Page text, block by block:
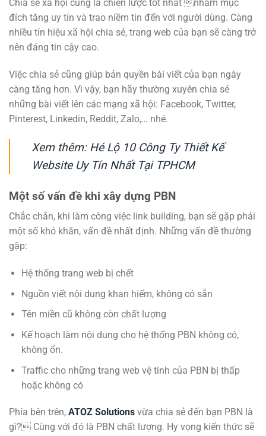
Chia sẻ xã hội cũng là chiến lược tốt nhất nhằm mục
đích tăng uy tín và trao niềm tin đến với người dùng. Càng
nhiều tín hiệu xã hội chia sẻ, trang web của bạn sẽ càng trở
nên đáng tin cậy cao.
Việc chia sẻ cũng giúp bản quyền bài viết của bạn ngày
càng tăng hơn. Vì vậy, bạn hãy thường xuyên chia sẻ
những bài viết lên các mạng xã hội: Facebook, Twitter,
Pinterest, Linkedin, Reddit, Zalo,… nhé.
Xem thêm: Hé Lộ 10 Công Ty Thiết Kế
Website Uy Tín Nhất Tại TPHCM
Một số vấn đề khi xây dựng PBN
Chắc chắn, khi làm công việc link building, bạn sẽ gặp phải
một số khó khăn, vấn đề nhất định. Những vấn đề thường
gặp:
Hệ thống trang web bị chết
Nguồn viết nội dung khan hiếm, không có sẵn
Tên miền cũ không còn chất lượng
Kế hoạch làm nội dung cho hệ thống PBN không có,
không ổn.
Traffic cho những trang web vệ tinh của PBN bị thấp
hoặc không có
Phía bên trên, ATOZ Solutions vừa chia sẻ đến bạn PBN là
gì? Cùng với đó là PBN chất lượng. Hy vọng kiến thức sẽ